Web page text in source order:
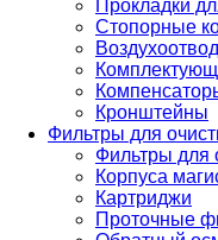
Прокладки
Стопорные
Кронштейны
Фильтры для
Фильтры для
Корпуса
Картриджи
Проточные